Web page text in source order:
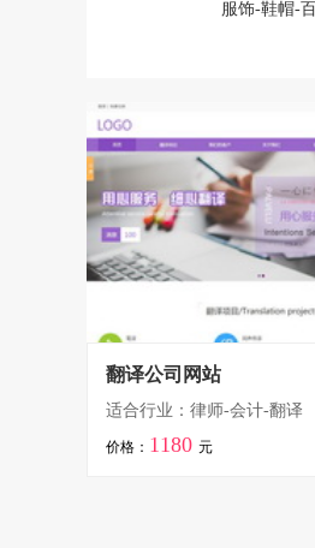
服饰-鞋帽-
翻译公司网站
适合行业：律师-会计-翻译
价格： 1180 元